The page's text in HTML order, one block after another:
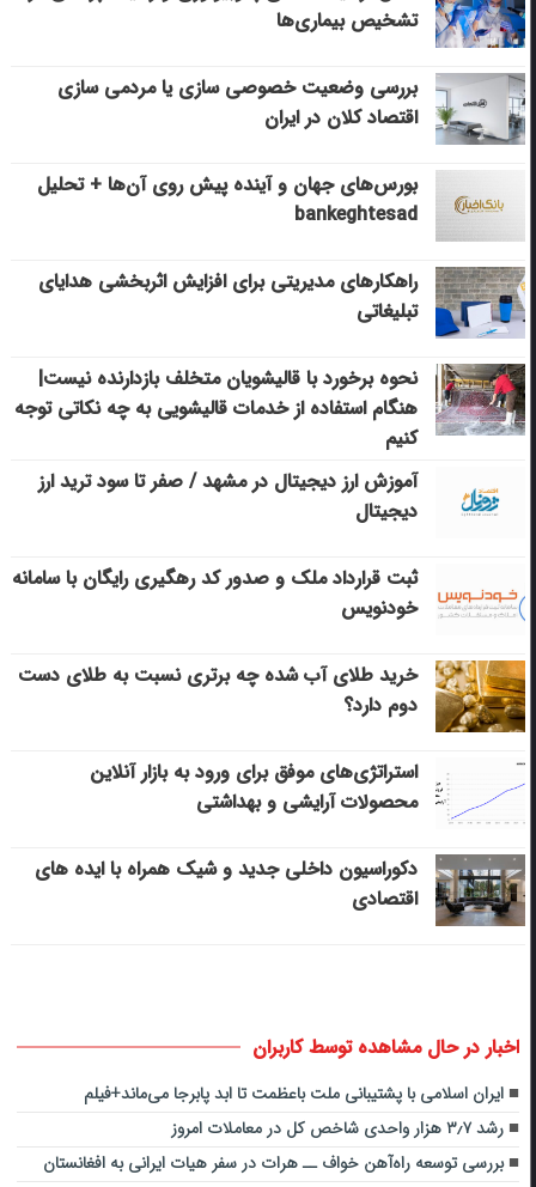
تشخیص بیماری‌ها
بررسی وضعیت خصوصی سازی یا مردمی سازی
اقتصاد کلان در ایران
بورس‌های جهان و آینده پیش روی آن‌ها + تحلیل
bankeghtesad
راهکارهای مدیریتی برای افزایش اثربخشی هدایای
تبلیغاتی
نحوه برخورد با قالیشویان متخلف بازدارنده نیست|
هنگام استفاده از خدمات قالیشویی به چه نکاتی توجه
کنیم
آموزش ارز دیجیتال در مشهد / صفر تا سود ترید ارز
دیجیتال
ثبت قرارداد ملک و صدور کد رهگیری رایگان با سامانه
خودنویس
خرید طلای آب شده چه برتری نسبت به طلای دست
دوم دارد؟
استراتژی‌های موفق برای ورود به بازار آنلاین
محصولات آرایشی و بهداشتی
دکوراسیون داخلی جدید و شیک همراه با ایده های
اقتصادی
اخبار در حال مشاهده توسط کاربران
ایران اسلامی با پشتیبانی ملت باعظمت تا ابد پابرجا می‌ماند+فیلم
رشد ۳٫۷ هزار واحدی شاخص کل در معاملات امروز
بررسی توسعه راه‌آهن خواف ــ هرات در سفر هیات ایرانی به افغانستان